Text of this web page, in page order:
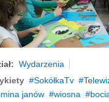
Wydarzenia
SokółkaTv
janów
wiosna